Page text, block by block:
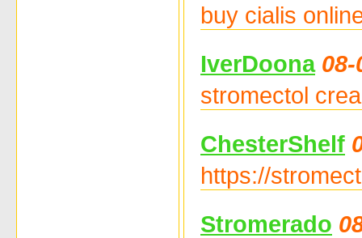
buy cialis
IverDoona 08-
stromectol
ChesterShelf
https://
Stromerado